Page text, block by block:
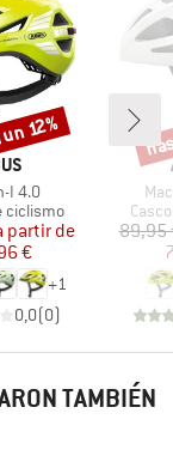
I 4.0
ciclismo
Precio
Precio reducido
partir de
€
+1
0,0(0)
12%
89,95
TAMBIÉN